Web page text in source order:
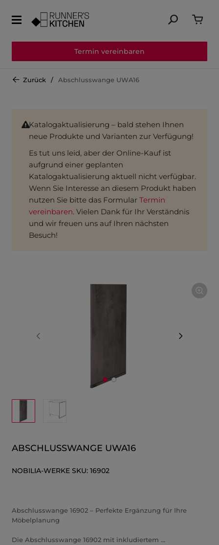
Termin vereinbaren
Zurück Abschlusswange UWA16
Katalogaktualisierung – bald stehen Ihnen
neue Produkte und Varianten zur Verfügung!
Es tut uns leid, aber der Online-Kauf ist
aufgrund einer geplanten
Katalogaktualisierung aktuell nicht verfügbar.
Wenn Sie Interesse an diesem Produkt haben
nutzen Sie bitte das Formular Termin
vereinbaren. Vielen Dank für Ihr Verständnis
und wir freuen uns auf Ihren nächsten
Besuch!
ABSCHLUSSWANGE UWA16
NOBILIA-WERKE SKU: 16902
Abschlusswange 16902 – Perfekte Ergänzung für Ihre
Möbelplanung
Die Abschlusswange 16902 mit inkludiertem ...